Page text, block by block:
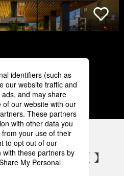
4 5
設備 SNSアカウント